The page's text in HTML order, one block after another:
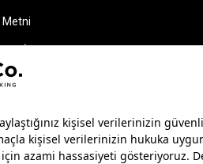
Metni
İleti Kuralları ve Bilgilendirme Metni
Yönetin